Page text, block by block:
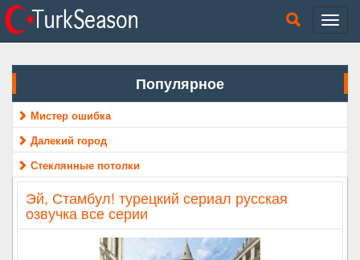
Популярное
Мистер ошибка
Далекий город
Стеклянные потолки
Эй, Стамбул! турецкий сериал русская
озвучка все серии